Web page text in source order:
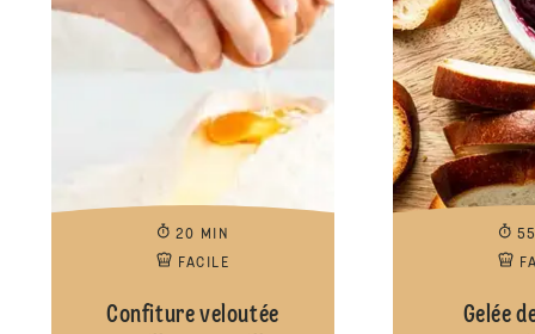
20 MIN
FACILE
Confiture veloutée
Gelée